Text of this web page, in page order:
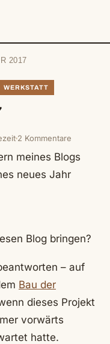
2017
WERKSTATT
2 Kommentare
meines Blogs
neues Jahr
Blog bringen?
– auf
Bau der
dieses Projekt
vorwärts
hatte.